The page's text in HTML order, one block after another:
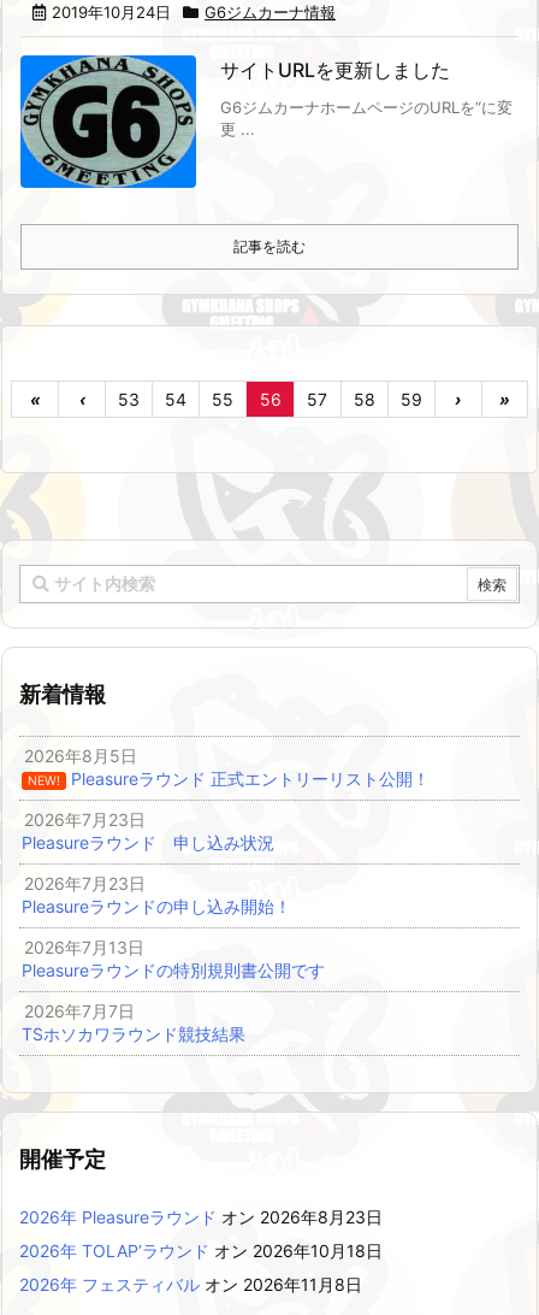
2019年10月24日 G6ジムカーナ情報
サイトURLを更新しました
G6ジムカーナホームページのURLを“に変
更 ...
記事を読む
« ‹ 53 54 55 56 57 58 59 › »
新着情報
2026年8月5日
NEW!
Pleasureラウンド 正式エントリーリスト公開！
2026年7月23日
Pleasureラウンド 申し込み状況
2026年7月23日
Pleasureラウンドの申し込み開始！
2026年7月13日
Pleasureラウンドの特別規則書公開です
2026年7月7日
TSホソカワラウンド競技結果
開催予定
2026年 Pleasureラウンド オン 2026年8月23日
2026年 TOLAP’ラウンド オン 2026年10月18日
2026年 フェスティバル オン 2026年11月8日